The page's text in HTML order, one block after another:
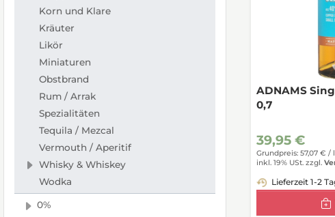
ADNAMS
0,7
39,95 €
Grundpreis: 57,07 € / l
inkl. 19% USt. zzgl.
Lieferzeit 1-2
Korn und Klare
Kräuter
Likör
Miniaturen
Obstbrand
Rum / Arrak
Spezialitäten
Tequila / Mezcal
Vermouth / Aperitif
Whisky & Whiskey
Wodka
0%